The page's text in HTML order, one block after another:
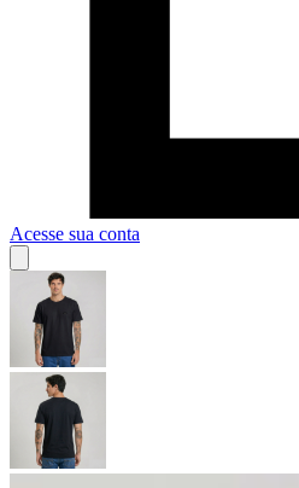
Acesse sua conta